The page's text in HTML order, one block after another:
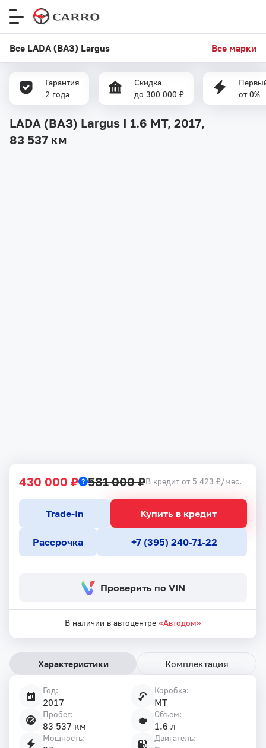
Все LADA (ВАЗ) Largus Все марки
Гарантия
2 года
Скидка
до 300 000 ₽
от 0%
LADA (ВАЗ) Largus I 1.6 MT, 2017,
83 537 км
430 000 ₽ 581 000 ₽В кредит от 5 423 ₽/мес.
Купить в кредит
Trade-In
Рассрочка +7 (395) 240-71-22
Проверить по VIN
В наличии в автоцентре «Автодом»
Характеристики Комплектация
Год:
2017
Коробка:
MT
Пробег:
83 537 км
Объем:
1.6 л
Мощность: Двигатель: